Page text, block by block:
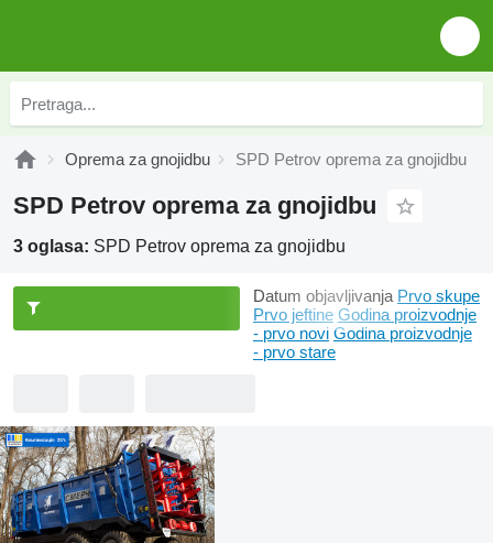
Oprema za gnojidbu SPD Petrov oprema za gnojidbu
SPD Petrov oprema za gnojidbu
3 oglasa: SPD Petrov oprema za gnojidbu
Datum objavljivanja Prvo skupe
Prvo jeftine Godina proizvodnje
- prvo novi Godina proizvodnje
- prvo stare